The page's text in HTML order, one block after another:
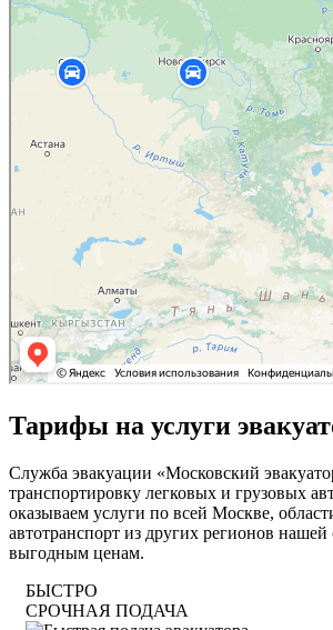
Тарифы на услуги
Служба эвакуации «Московский
транспортировку легковых и грузовых
оказываем услуги по всей Москве,
автотранспорт из других регионов
выгодным ценам.
БЫСТРО
СРОЧНАЯ ПОДАЧА